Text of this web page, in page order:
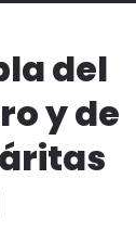
del
y de